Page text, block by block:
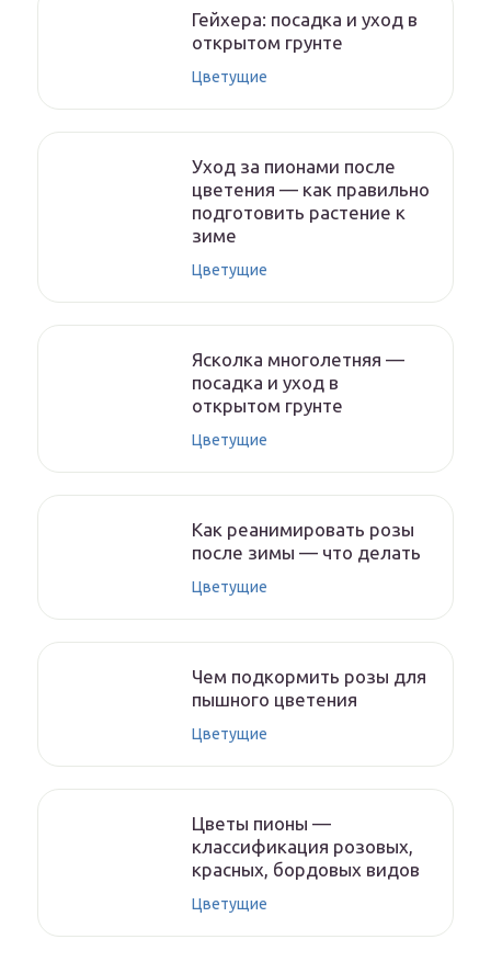
Гейхера: посадка и уход в
открытом грунте
Цветущие
Уход за пионами после
цветения — как правильно
подготовить растение к
зиме
Цветущие
Ясколка многолетняя —
посадка и уход в
открытом грунте
Цветущие
Как реанимировать розы
после зимы — что делать
Цветущие
Чем подкормить розы для
пышного цветения
Цветущие
Цветы пионы —
классификация розовых,
красных, бордовых видов
Цветущие